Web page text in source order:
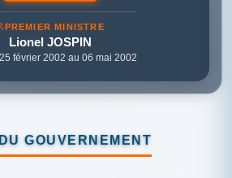
PREMIER MINISTRE
Lionel JOSPIN
février 2002 au 06 mai 2002
GOUVERNEMENT